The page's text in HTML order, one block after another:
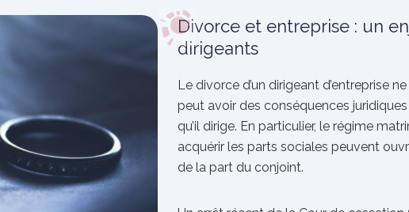
Divorce et entreprise : un
dirigeants
Le divorce d’un dirigeant d’entreprise
peut avoir des conséquences
qu’il dirige. En particulier, le régime
acquérir les parts sociales peuvent
de la part du conjoint.